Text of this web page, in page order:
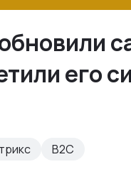
его
B2C